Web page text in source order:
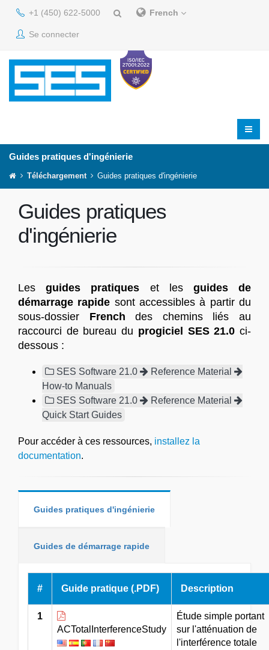
+1 (450) 622-5000 French
Se connecter
Guides pratiques d'ingénierie
Téléchargement Guides pratiques d'ingénierie
Guides pratiques
d'ingénierie
Lesguides pratiques et les guides de
démarrage rapide sont accessibles à partir du
sous-dossier French des chemins liés au
raccourci de bureau du progiciel SES 21.0 ci-
dessous :
SES Software 21.0
Reference Material
How-to Manuals
SES Software 21.0
Reference Material
Quick Start Guides
Pour accéder à ces ressources, installez la
documentation.
Guides pratiques d'ingénierie
Guides de démarrage rapide
# Guide pratique (.PDF) Description
1
ACTotalInterferenceStudy
Étude simple portant
sur l'atténuation de
l'interférence totale